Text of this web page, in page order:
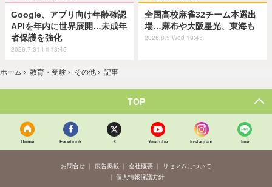
Google、アプリ向け年齢確認
APIを年内に世界展開…未成年
者保護を強化
2026.7.31 Fri 13:45
全国高校麻雀32チーム本選出
場…麻布や大阪星光、東海も
2026.8.5 Wed 19:45
ホーム › 教育・受験 › その他 › 記事
TOP
Home Facebook X YouTube Instagram line
お問合せ 広告掲載 会社概要
リセマムについて
個人情報保護方針